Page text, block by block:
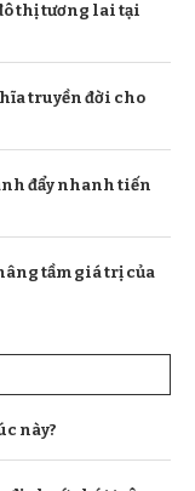
thị tương lai tại
truyền đời cho
đẩy nhanh tiến
tầm giá trị của
này?